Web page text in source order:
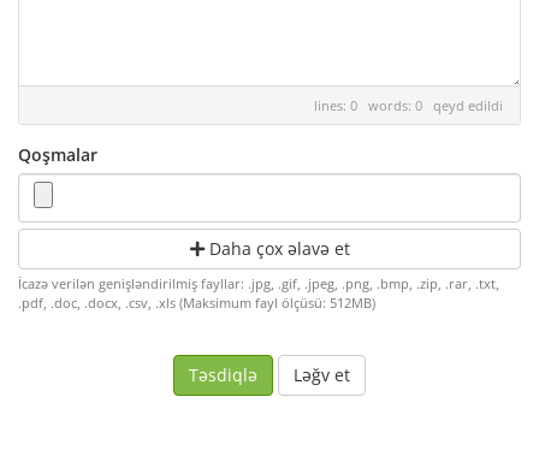
lines: 0 words: 0 qeyd edildi
Qoşmalar
Daha çox əlavə et
İcazə verilən genişləndirilmiş fayllar: .jpg, .gif, .jpeg, .png, .bmp, .zip, .rar, .txt,
.pdf, .doc, .docx, .csv, .xls (Maksimum fayl ölçüsü: 512MB)
Ləğv et